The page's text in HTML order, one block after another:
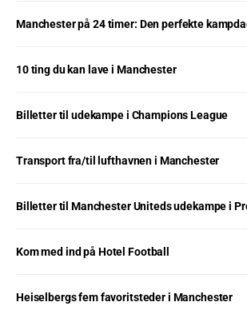
Manchester på 24 timer: Den perfekte
10 ting du kan lave i Manchester
Billetter til udekampe i Champions League
Transport fra/til lufthavnen i Manchester
Billetter til Manchester Uniteds udekampe i
Kom med ind på Hotel Football
Heiselbergs fem favoritsteder i Manchester